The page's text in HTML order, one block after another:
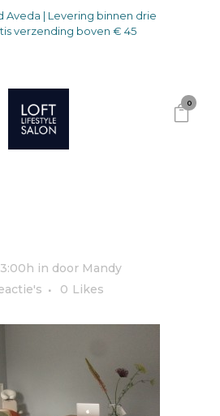
Aveda | Levering binnen drie
verzending boven € 45
0
in door Mandy
0 Likes